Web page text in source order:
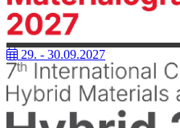
29. - 30.09.2027